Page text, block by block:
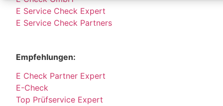
E Service Check Expert
E Service Check Partners
Empfehlungen:
E Check Partner Expert
E-Check
Top Prüfservice Expert